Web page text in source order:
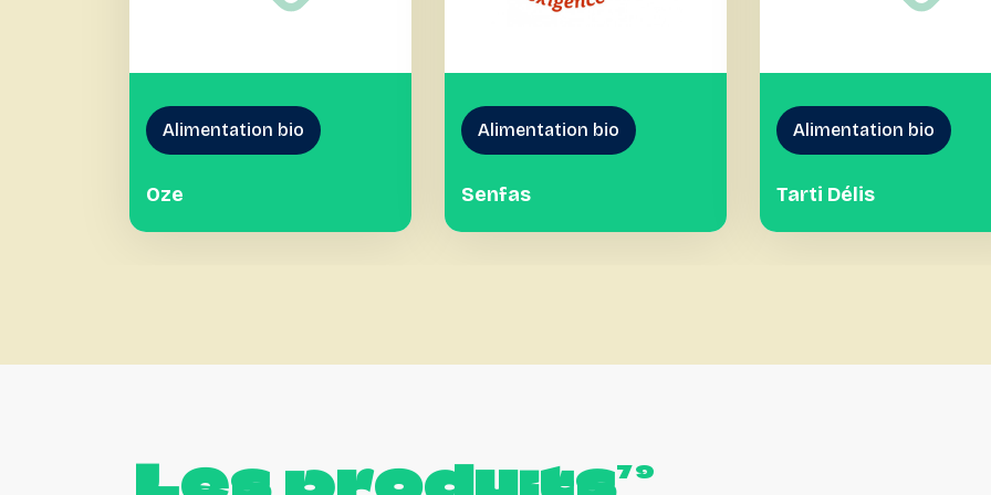
Alimentation bio
Oze
Alimentation bio
Senfas
Alimentation bio
Tarti Délis
79